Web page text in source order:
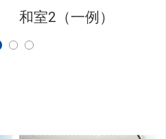
和室2（一例）